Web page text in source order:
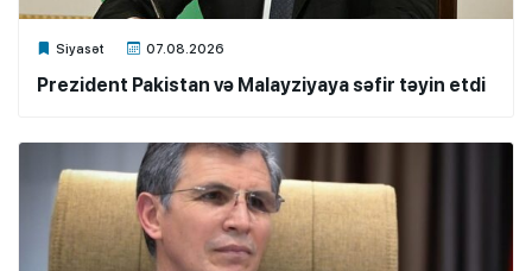
Siyasət 07.08.2026
Xalq.Online
Prezident Pakistan və Malayziyaya səfir təyin etdi